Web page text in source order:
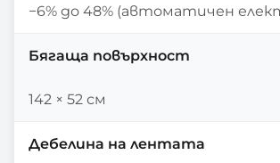
−6% до 48% (автоматичен
Бягаща повърхност
142 × 52 см
Дебелина на лентата